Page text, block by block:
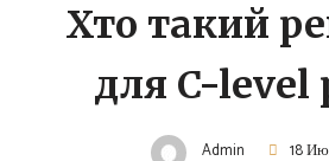
Хто такий
для C-level
Admin 18